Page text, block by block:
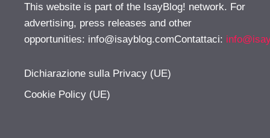
This website is part of the IsayBlog! network. For
advertising, press releases and other
opportunities: info@isayblog.comContattaci:
Dichiarazione sulla Privacy (UE)
Cookie Policy (UE)